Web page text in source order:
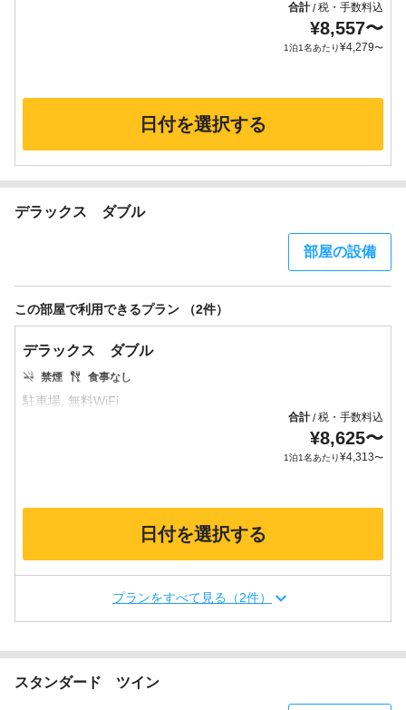
合計/税・手数料込
¥8,557〜
1泊1名あたり¥4,279〜
日付を選択する
デラックス ダブル
部屋の設備
この部屋で利用できるプラン （2件）
デラックス ダブル
禁煙 食事なし
合計/税・手数料込
¥8,625〜
1泊1名あたり¥4,313〜
日付を選択する
プランをすべて見る（2件）
スタンダード ツイン